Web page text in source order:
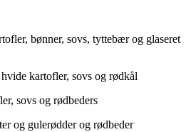
bønner, sovs, tyttebær og glaseret
kartofler, sovs og rødkål
sovs og rødbeders
og gulerødder og rødbeder